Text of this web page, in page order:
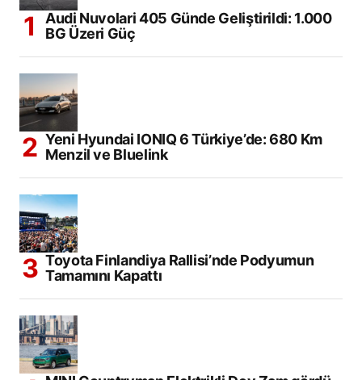
Audi Nuvolari 405 Günde Geliştirildi: 1.000
BG Üzeri Güç
Yeni Hyundai IONIQ 6 Türkiye’de: 680 Km
Menzil ve Bluelink
Toyota Finlandiya Rallisi’nde Podyumun
Tamamını Kapattı